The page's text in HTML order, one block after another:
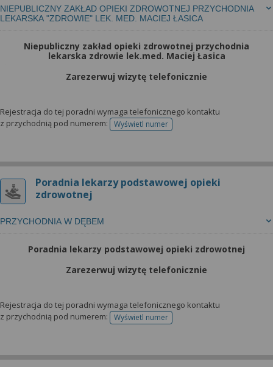
NIEPUBLICZNY ZAKŁAD OPIEKI ZDROWOTNEJ PRZYCHODNIA
LEKARSKA "ZDROWIE" LEK. MED. MACIEJ ŁASICA
Niepubliczny zakład opieki zdrowotnej przychodnia
lekarska zdrowie lek.med. Maciej Łasica
Zarezerwuj wizytę telefonicznie
Rejestracja do tej poradni wymaga telefonicznego kontaktu
z przychodnią pod numerem:
Wyświetl numertelefonu do rejestracji
Poradnia lekarzy podstawowej opieki
zdrowotnej
PRZYCHODNIA W DĘBEM
Poradnia lekarzy podstawowej opieki zdrowotnej
Zarezerwuj wizytę telefonicznie
Rejestracja do tej poradni wymaga telefonicznego kontaktu
z przychodnią pod numerem:
Wyświetl numertelefonu do rejestracji